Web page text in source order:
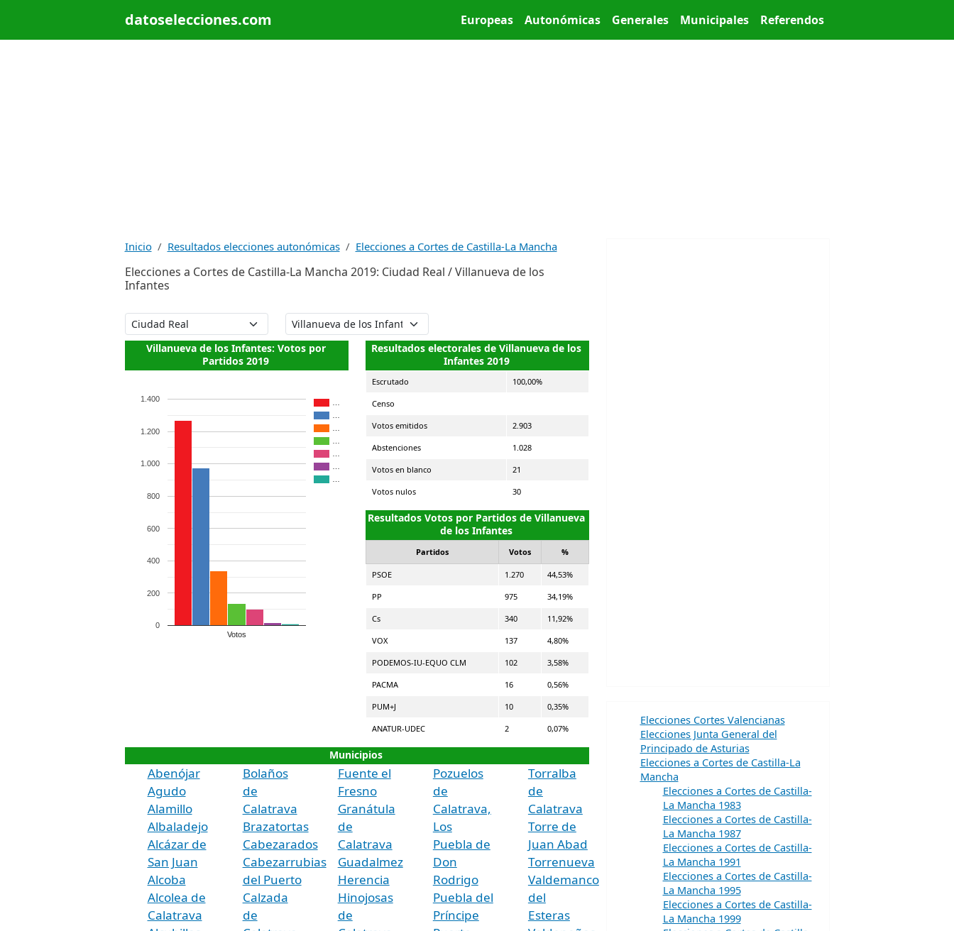
datoselecciones.com Main menu
Europeas Autonómicas Generales Municipales Referendos
Inicio Resultados elecciones autonómicas Elecciones a Cortes de Castilla-La Mancha
Elecciones a Cortes de Castilla-La Mancha 2019: Ciudad Real / Villanueva de los
Infantes
Villanueva de los Infantes: Votos por
Partidos 2019
Votos
0
200
400
600
800
1.000
1.200
1.400
Resultados electorales de Villanueva de los
Infantes 2019
Escrutado 100,00%
Censo
Votos emitidos 2.903
Abstenciones 1.028
Votos en blanco 21
Votos nulos 30
Resultados Votos por Partidos de Villanueva
de los Infantes
Partidos Votos %
PSOE 1.270 44,53%
PP 975 34,19%
Cs 340 11,92%
VOX 137 4,80%
PODEMOS-IU-EQUO CLM 102 3,58%
PACMA 16 0,56%
PUM+J 10 0,35%
ANATUR-UDEC 2 0,07%
Municipios
Abenójar
Agudo
Alamillo
Albaladejo
Alcázar de
San Juan
Alcoba
Alcolea de
Calatrava
Bolaños
de
Calatrava
Brazatortas
Cabezarados
Cabezarrubias
del Puerto
Calzada
de
Fuente el
Fresno
Granátula
de
Calatrava
Guadalmez
Herencia
Hinojosas
de
Pozuelos
de
Calatrava,
Los
Puebla de
Don
Rodrigo
Puebla del
Príncipe
Torralba
de
Calatrava
Torre de
Juan Abad
Torrenueva
Valdemanco
del
Esteras
Elecciones Cortes Valencianas
Elecciones Junta General del
Principado de Asturias
Elecciones a Cortes de Castilla-La
Mancha
Elecciones a Cortes de Castilla-
La Mancha 1983
Elecciones a Cortes de Castilla-
La Mancha 1987
Elecciones a Cortes de Castilla-
La Mancha 1991
Elecciones a Cortes de Castilla-
La Mancha 1995
Elecciones a Cortes de Castilla-
La Mancha 1999